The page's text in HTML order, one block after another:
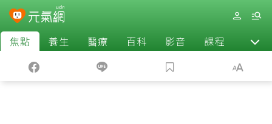
焦點 養生 醫療 百科 影音 課程 退休